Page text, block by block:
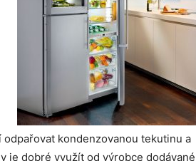
kondenzovanou tekutinu a
je dobré využít od výrobce dodávané